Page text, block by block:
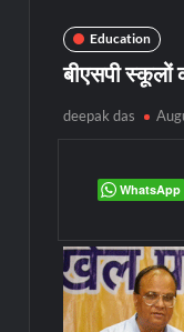
Education
बीएसपी
deepak das
WhatsApp